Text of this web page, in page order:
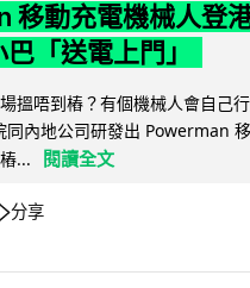
移動充電機械人登
「送電上門」
搵唔到樁？有個機械人會自己
同內地公司研發出 Powerman
...
閱讀全文
分享